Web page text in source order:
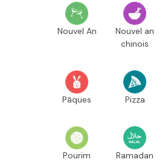
Nouvel An
Nouvel an
chinois
Pâques Pizza
Pourim Ramadan